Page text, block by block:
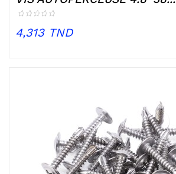
Prix
4,313 TND